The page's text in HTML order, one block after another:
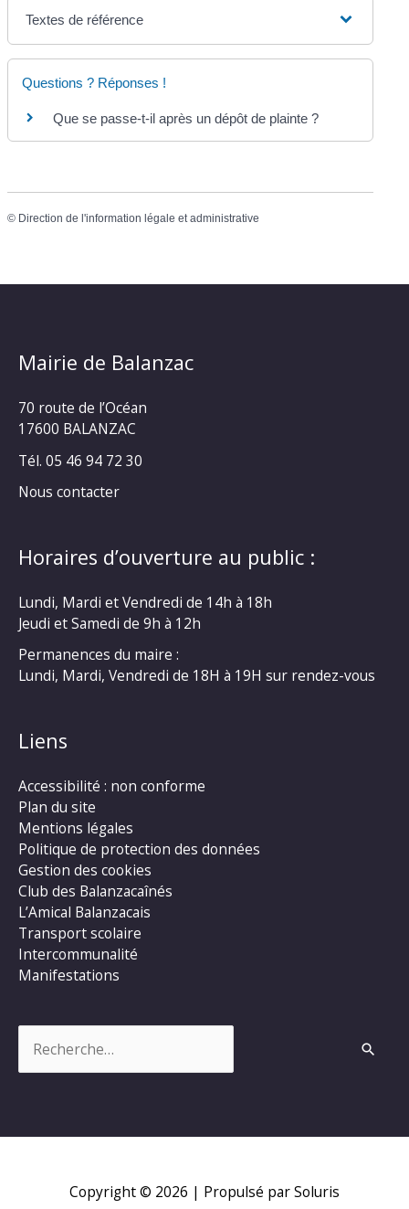
Textes de référence
Questions ? Réponses !
Que se passe-t-il après un dépôt de plainte ?
© Direction de l'information légale et administrative
Mairie de Balanzac
70 route de l’Océan
17600 BALANZAC
Tél. 05 46 94 72 30
Nous contacter
Horaires d’ouverture au public :
Lundi, Mardi et Vendredi de 14h à 18h
Jeudi et Samedi de 9h à 12h
Permanences du maire :
Lundi, Mardi, Vendredi de 18H à 19H sur rendez-vous
Liens
Accessibilité : non conforme
Plan du site
Mentions légales
Politique de protection des données
Gestion des cookies
Club des Balanzacaînés
L’Amical Balanzacais
Transport scolaire
Intercommunalité
Manifestations
Copyright © 2026 | Propulsé par Soluris